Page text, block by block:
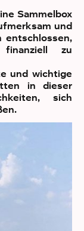
Sammelbox
und
entschlossen,
zu
und wichtige
in dieser
sich